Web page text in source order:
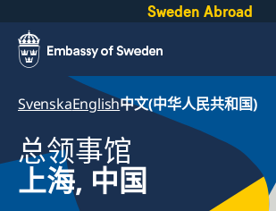
Sweden Abroad
SvenskaEnglish中文(中华人民共和国)
总领事馆
上海, 中国